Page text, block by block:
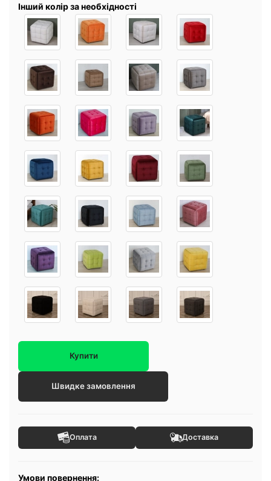
Інший колір за необхідності
Купити
Швидке замовлення
Оплата Доставка
Умови повернення: